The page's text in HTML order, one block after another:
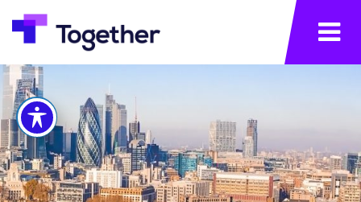
תפריט
×